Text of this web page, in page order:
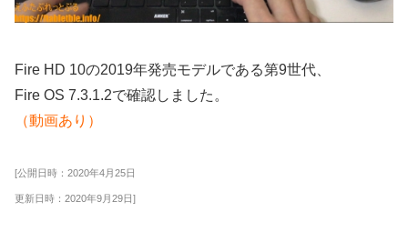
Fire HD 10の2019年発売モデルである第9世代、
Fire OS 7.3.1.2で確認しました。
（動画あり）
[公開日時：2020年4月25日
更新日時：2020年9月29日]